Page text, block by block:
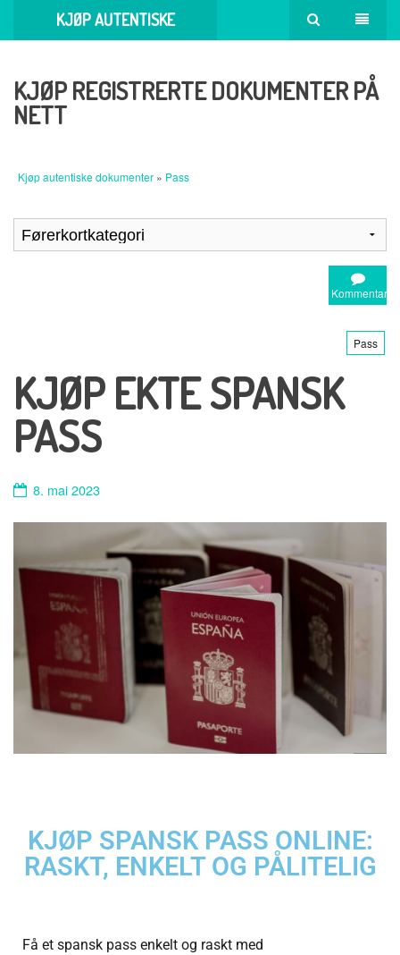
KJØP AUTENTISKE
KJØP REGISTRERTE DOKUMENTER PÅ
NETT
Kjøp autentiske dokumenter » Pass
Kommentar
Pass
KJØP EKTE SPANSK
PASS
8. mai 2023
KJØP SPANSK PASS ONLINE:
RASKT, ENKELT OG PÅLITELIG
Få et spansk pass enkelt og raskt med